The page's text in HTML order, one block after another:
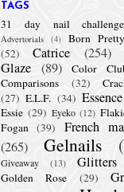
TAGS
31 day nail challenge
Advertorials (4)
Born
(52)
Catrice (254)
Glaze (89) Color
Comparisons
(32)
(27) E.L.F. (34) Essence
Essie (29) Eyeko (12)
Fogan (39)
French
(265)
Gelnails
Giveaway (13) Glitters
Golden Rose (29)